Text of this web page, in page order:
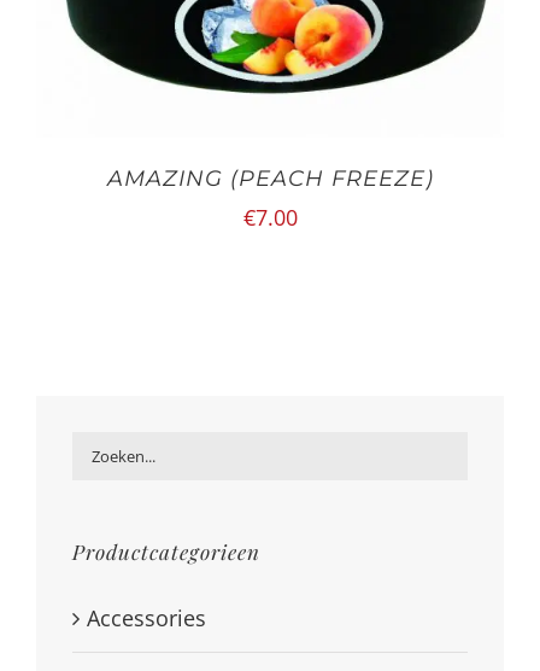
AMAZING (PEACH FREEZE)
€7.00
Productcategorieen
Accessories